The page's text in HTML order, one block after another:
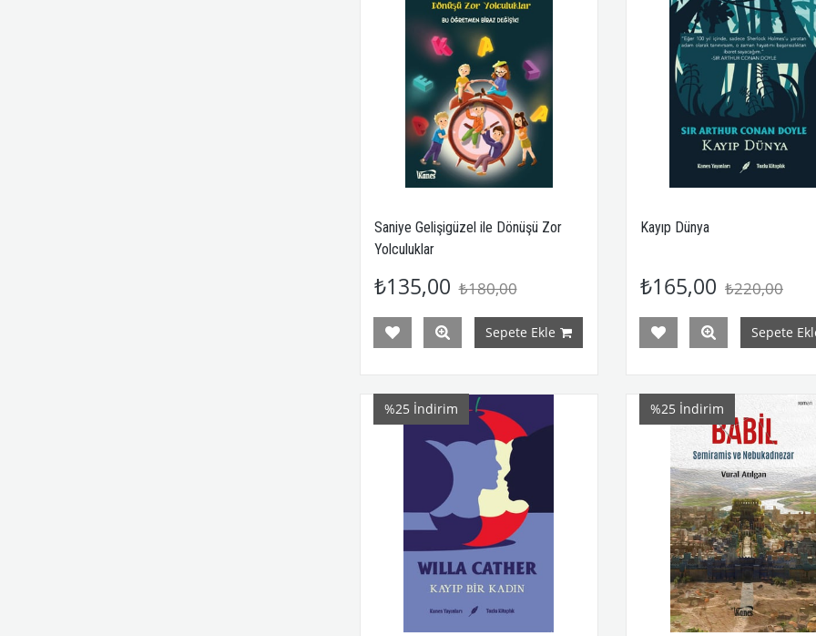
Saniye Gelişigüzel ile Dönüşü Zor
Yolculuklar
₺135,00 ₺180,00
Sepete Ekle
Kayıp Dünya
₺165,00 ₺220,00
Sepete
%25 İndirim %25 İndirim